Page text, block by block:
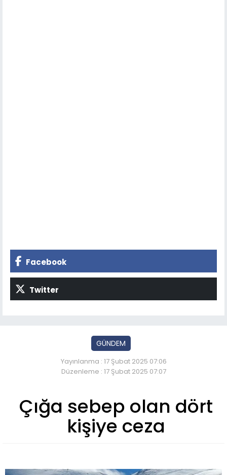
Facebook
Twitter
GÜNDEM
Yayınlanma : 17 Şubat 2025 07:06
Düzenleme : 17 Şubat 2025 07:07
Çığa sebep olan dört
kişiye ceza